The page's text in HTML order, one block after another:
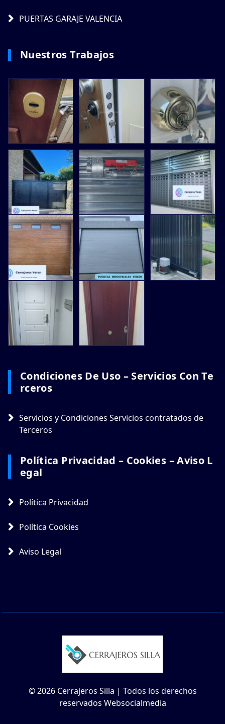
PUERTAS GARAJE VALENCIA
Nuestros Trabajos
Condiciones De Uso – Servicios Con Te
Rceros
Servicios y Condiciones Servicios contratados de
Terceros
Política Privacidad – Cookies – Aviso L
Egal
Política Privacidad
Política Cookies
Aviso Legal
© 2026 Cerrajeros Silla | Todos los derechos
reservados Websocialmedia